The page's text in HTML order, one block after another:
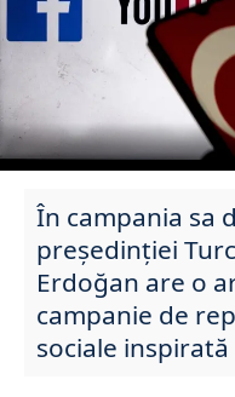
În campania sa
președinției
Erdoğan are o
campanie de
sociale